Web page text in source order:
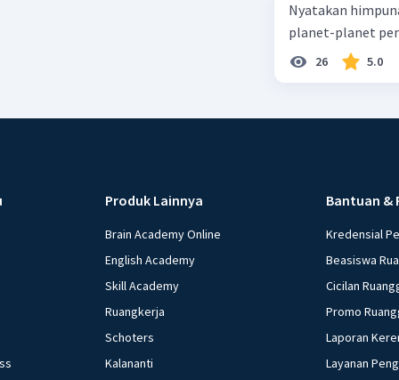
Nyatakan
planet-planet
26 5.0
Produk Lainnya
Brain Academy Online
English Academy
Skill Academy
Ruangkerja
Schoters
Kalananti
Bantuan &
Kredensial
Beasiswa
Cicilan
Promo
Laporan
Layanan